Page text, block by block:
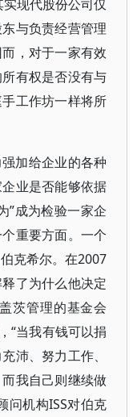
现代股份公司仅
与负责经营管理
，对于一家有效
有权是否没有与
工作坊一样将所
加给企业的各种
业是否能够依据
”成为检验一家企
重要方面。一个
克希尔。在2007
了为什么他决定
茨管理的基金会
“当我有钱可以捐
沛、努力工作、
我自己则继续做
问机构ISS对伯克